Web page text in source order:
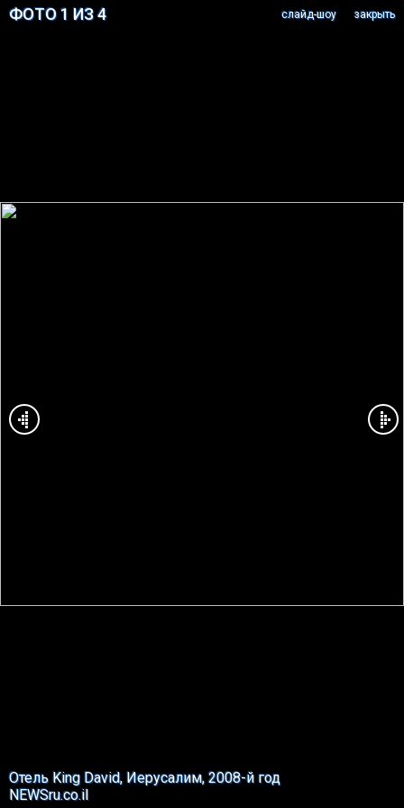
ФОТО 1 ИЗ 4 закрыть
cлайд-шоу
Отель King David, Иерусалим, 2008-й год
NEWSru.co.il